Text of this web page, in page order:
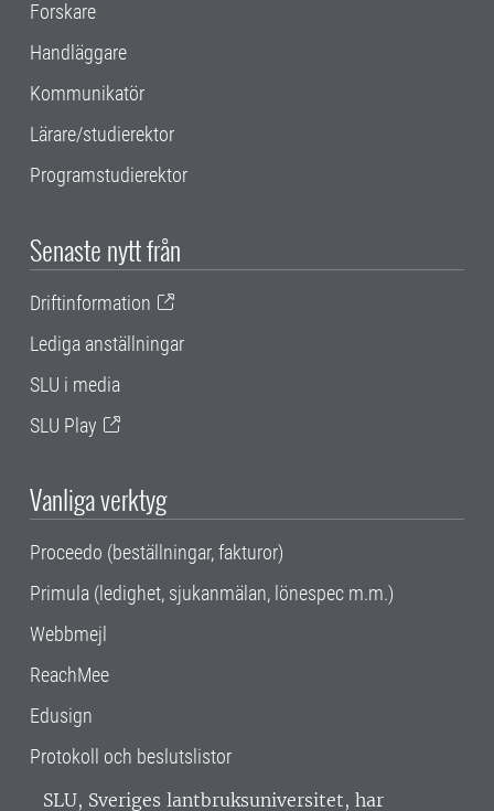
Forskare
Handläggare
Kommunikatör
Lärare/studierektor
Programstudierektor
Senaste nytt från
Driftinformation
Lediga anställningar
SLU i media
SLU Play
Vanliga verktyg
Proceedo (beställningar, fakturor)
Primula (ledighet, sjukanmälan, lönespec m.m.)
Webbmejl
ReachMee
Edusign
Protokoll och beslutslistor
SLU, Sveriges lantbruksuniversitet, har